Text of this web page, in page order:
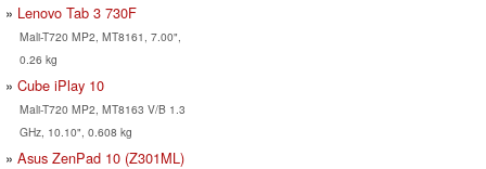
Lenovo Tab 3 730F
Mali-T720 MP2, MT8161, 7.00",
0.26 kg
Cube iPlay 10
Mali-T720 MP2, MT8163 V/B 1.3
GHz, 10.10", 0.608 kg
Asus ZenPad 10 (Z301ML)